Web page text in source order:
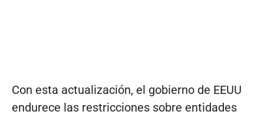
Con esta actualización, el gobierno de EEUU
endurece las restricciones sobre entidades